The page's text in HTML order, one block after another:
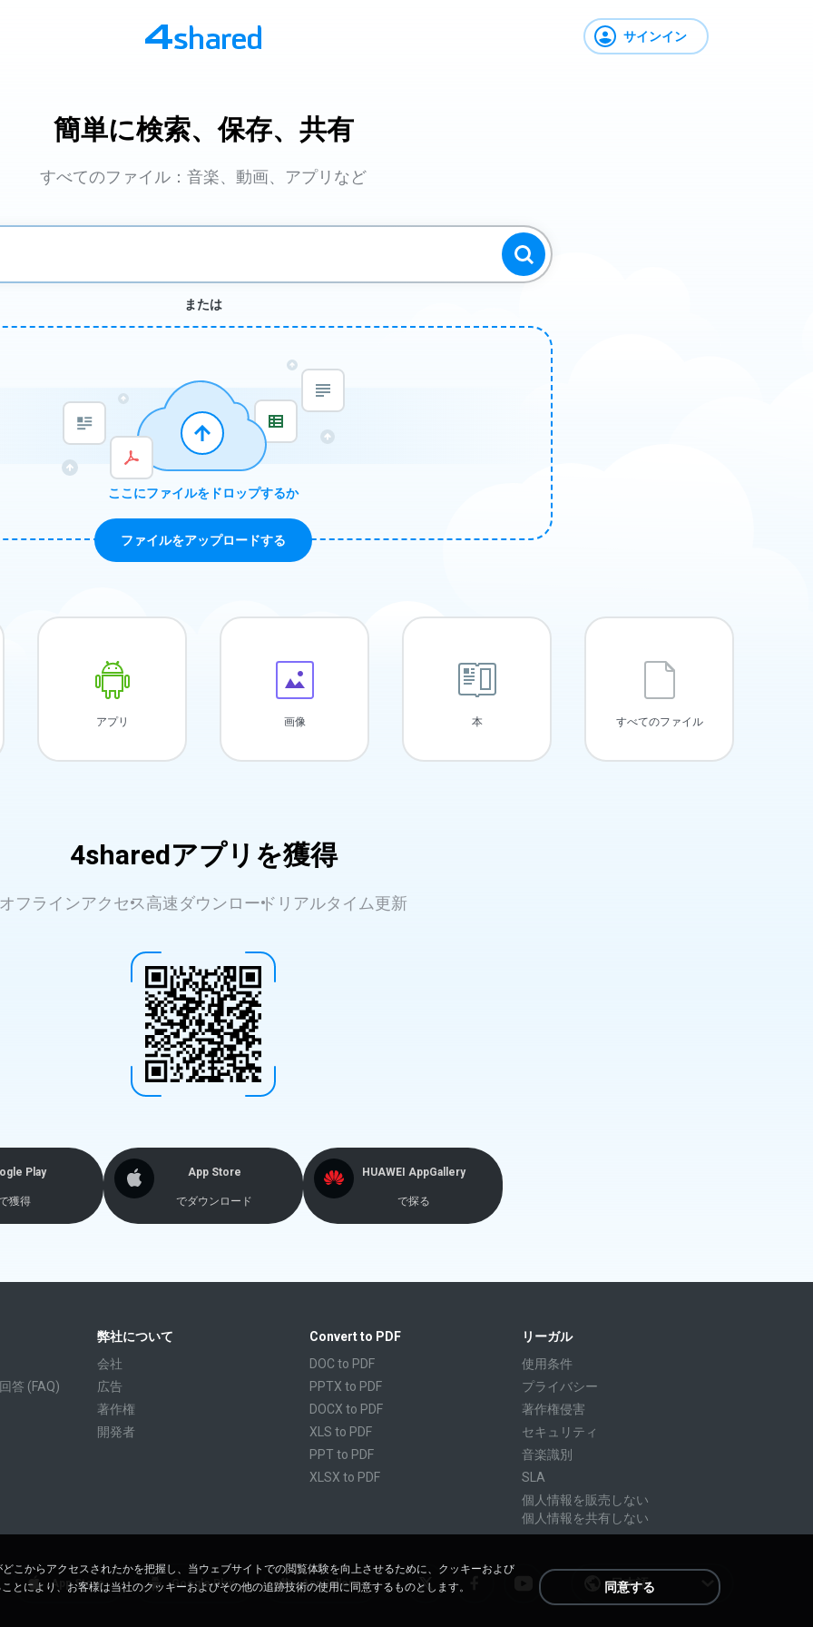
サインイン
簡単に検索、保存、共有
すべてのファイル：音楽、動画、アプリなど
または
ここにファイルをドロップするか
ファイルをアップロードする
アプリ 画像 本 すべてのファイル
4sharedアプリを獲得
オフラインアクセス高速ダウンロード リアルタイム更新
Play
獲得
App Store
でダウンロード
HUAWEI AppGallery
で探る
答 (FAQ)
弊社について
会社
広告
著作権
開発者
Convert to PDF
DOC to PDF
PPTX to PDF
DOCX to PDF
XLS to PDF
PPT to PDF
XLSX to PDF
RTF to PDF
CBZ to PDF
リーガル
使用条件
プライバシー
著作権侵害
セキュリティ
音楽識別
SLA
個人情報を販売しない
個人情報を共有しない
日本語
AppGallery
Google Play
App Store
こからアクセスされたかを把握し、当ウェブサイトでの閲覧体験を向上させるために、クッキーおよび
とにより、お客様は当社のクッキーおよびその他の追跡技術の使用に同意するものとします。
同意する